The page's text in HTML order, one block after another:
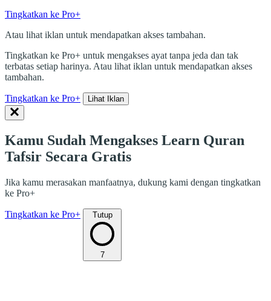
Tingkatkan ke Pro+
Atau lihat iklan untuk mendapatkan akses tambahan.
Tingkatkan ke Pro+ untuk mengakses ayat tanpa jeda dan tak
terbatas setiap harinya. Atau lihat iklan untuk mendapatkan akses
tambahan.
Tingkatkan ke Pro+ Lihat Iklan
Kamu Sudah Mengakses Learn Quran
Tafsir Secara Gratis
Jika kamu merasakan manfaatnya, dukung kami dengan tingkatkan
ke Pro+
Tingkatkan ke Pro+ Tutup
7